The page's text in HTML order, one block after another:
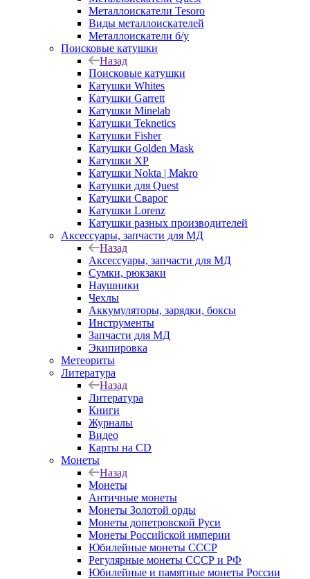
Металлоискатели Tesoro
Виды металлоискателей
Металлоискатели б/у
Поисковые катушки
Назад
Поисковые катушки
Катушки Whites
Катушки Garrett
Катушки Minelab
Катушки Teknetics
Катушки Fisher
Катушки Golden Mask
Катушки XP
Катушки Nokta | Makro
Катушки для Quest
Катушки Сварог
Катушки Lorenz
Катушки разных производителей
Аксессуары, запчасти для МД
Назад
Аксессуары, запчасти для МД
Сумки, рюкзаки
Наушники
Чехлы
Аккумуляторы, зарядки, боксы
Инструменты
Запчасти для МД
Экипировка
Метеориты
Литература
Назад
Литература
Книги
Журналы
Видео
Карты на CD
Монеты
Назад
Монеты
Античные монеты
Монеты Золотой орды
Монеты допетровской Руси
Монеты Российской империи
Юбилейные монеты СССР
Регулярные монеты СССР и РФ
Юбилейные и памятные монеты России